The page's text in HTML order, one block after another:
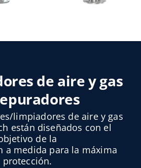
de aire y gas
limpiadores de aire y gas
están diseñados con el
de la
a medida para la máxima
protección.